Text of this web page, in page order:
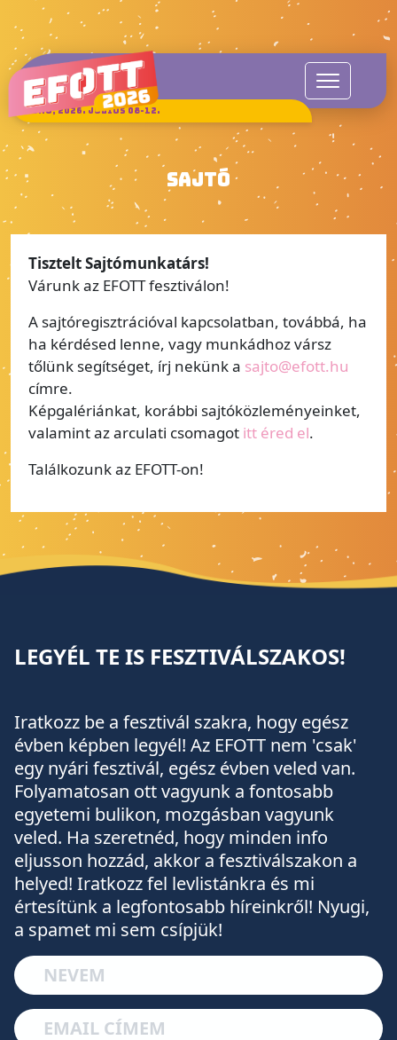
SUKORÓ, 2026. JÚLIUS 08-12.
SAJTÓ
Tisztelt Sajtómunkatárs!
Várunk az EFOTT fesztiválon!
A sajtóregisztrációval kapcsolatban, továbbá, ha
ha kérdésed lenne, vagy munkádhoz vársz
tőlünk segítséget, írj nekünk a sajto@efott.hu
címre.
Képgalériánkat, korábbi sajtóközleményeinket,
valamint az arculati csomagot itt éred el.
Találkozunk az EFOTT-on!
LEGYÉL TE IS FESZTIVÁLSZAKOS!
Iratkozz be a fesztivál szakra, hogy egész
évben képben legyél! Az EFOTT nem 'csak'
egy nyári fesztivál, egész évben veled van.
Folyamatosan ott vagyunk a fontosabb
egyetemi bulikon, mozgásban vagyunk
veled. Ha szeretnéd, hogy minden info
eljusson hozzád, akkor a fesztiválszakon a
helyed! Iratkozz fel levlistánkra és mi
értesítünk a legfontosabb híreinkről! Nyugi,
a spamet mi sem csípjük!